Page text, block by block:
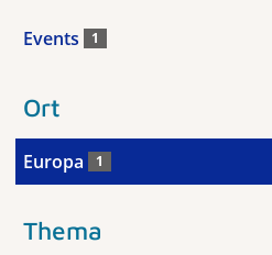
Events 1
Ort
Europa 1
Thema